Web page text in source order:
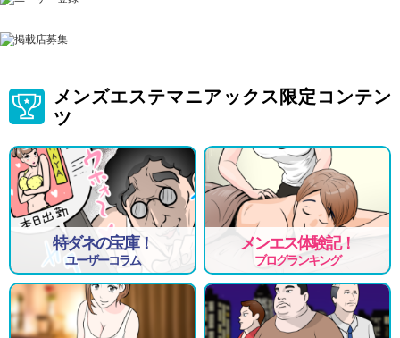
そして気になる待遇ですが
【給与・待遇】
・指名料／オプション全額バック
・雑費一切なし
・送迎あり
SNS評価制度あり＋本指名率アップで
追加ボーナスも狙えます✨
✨日給保証あり（※出勤日数・時間など条件あり）
「今日は稼げるかな…」という不安もカバーできます
【働きやすさ】
・自由シフト（週1〜OK）
・短時間勤務OK
・掛け持ちOK
メンズエステマニアックス限定コンテン
ツ
特ダネの宝庫！
ユーザーコラム
メンエス体験記！
ブログランキング